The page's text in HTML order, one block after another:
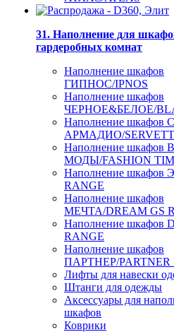
31. Наполнение для
гардеробных комнат
Наполнение шкафов
ГИПНОС/IPNOS
Наполнение шкафов
ЧЕРНОЕ&БЕЛОЕ/
Наполнение шкафов
АРМАДИО/
Наполнение шкафов
МОДЫ/FASHION
Наполнение шкафов
RANGE
Наполнение шкафов
МЕЧТА/DREAM GS
Наполнение шкафов
RANGE
Наполнение шкафов
ПАРТНЕР/PARTNER
Лифты для навески
Штанги для одежды
Аксессуары для
шкафов
Коврики